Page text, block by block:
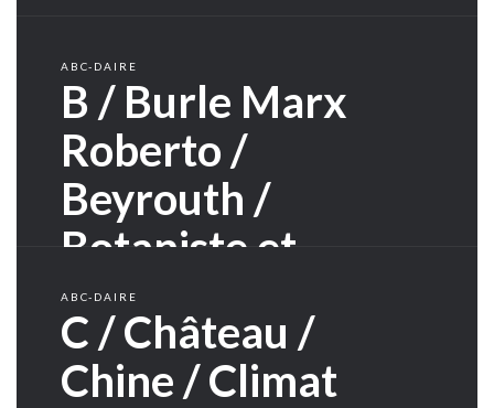
ABC-DAIRE
B / Burle Marx
Roberto /
Beyrouth /
Botaniste et
ethnobotaniste
ABC-DAIRE
C / Château /
Chine / Climat